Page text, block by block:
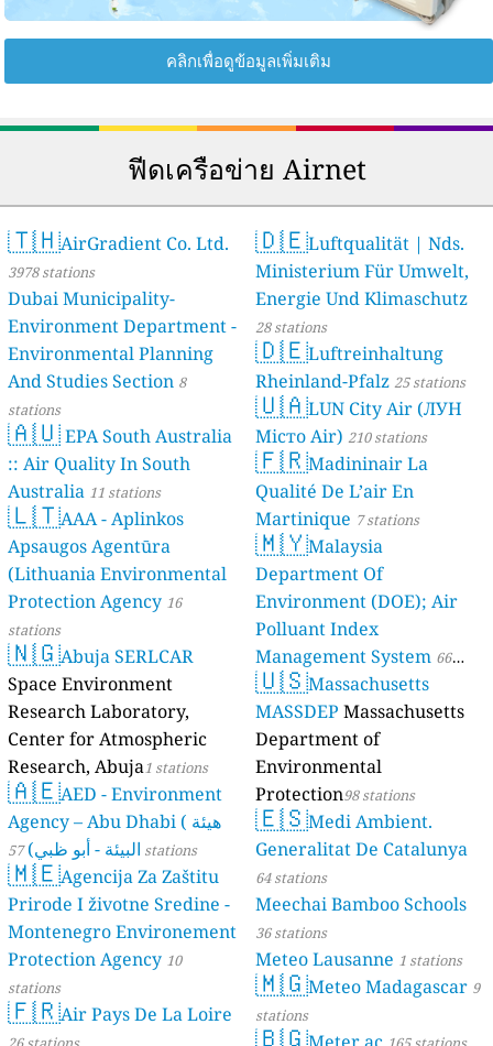
คลิกเพื่อดูข้อมูลเพิ่มเติม
ฟีดเครือข่าย Airnet
🇹🇭AirGradient Co. Ltd.
3978 stations
Dubai Municipality-
Environment Department -
Environmental Planning
And Studies Section 8
stations
🇦🇺EPA South Australia
:: Air Quality In South
Australia 11 stations
🇱🇹AAA - Aplinkos
Apsaugos Agentūra
(Lithuania Environmental
Protection Agency 16
stations
🇳🇬Abuja SERLCAR
Space Environment
Research Laboratory,
Center for Atmospheric
Research, Abuja1 stations
🇦🇪AED - Environment
Agency – Abu Dhabi ( هيئة
البيئة - أبو ظبي) 57 stations
🇲🇪Agencija Za Zaštitu
Prirode I životne Sredine -
Montenegro Environement
Protection Agency 10
stations
🇫🇷Air Pays De La Loire
🇩🇪Luftqualität | Nds.
Ministerium Für Umwelt,
Energie Und Klimaschutz
28 stations
🇩🇪Luftreinhaltung
Rheinland-Pfalz 25 stations
🇺🇦LUN City Air (ЛУН
Місто Air) 210 stations
🇫🇷Madininair La
Qualité De L’air En
Martinique 7 stations
🇲🇾Malaysia
Department Of
Environment (DOE); Air
Polluant Index
Management System 66
stations
🇺🇸Massachusetts
MASSDEP Massachusetts
Department of
Environmental
Protection98 stations
🇪🇸Medi Ambient.
Generalitat De Catalunya
64 stations
Meechai Bamboo Schools
36 stations
Meteo Lausanne 1 stations
🇲🇬Meteo Madagascar 9
stations
🇧🇬